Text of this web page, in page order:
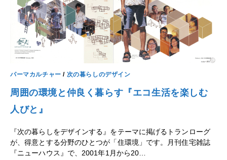
パーマカルチャー / 次の暮らしのデザイン
周囲の環境と仲良く暮らす『エコ生活を楽しむ
人びと』
『次の暮らしをデザインする』をテーマに掲げるトランローグ
が、得意とする分野のひとつが「住環境」です。月刊住宅雑誌
『ニューハウス』で、2001年1月から20…